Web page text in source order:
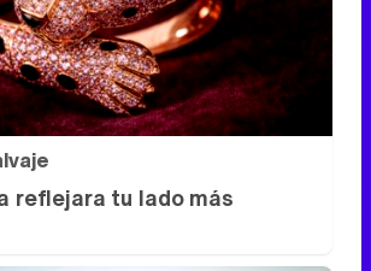
cansado sin razón? Estas